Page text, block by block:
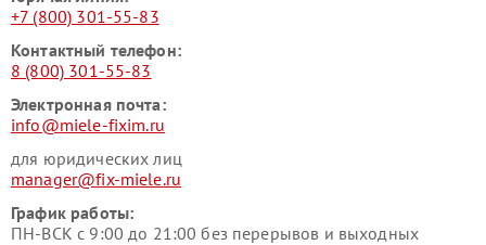
+7 (800) 301-55-83
Контактный телефон:
8 (800) 301-55-83
Электронная почта:
info@miele-fixim.ru
для юридических лиц
manager@fix-miele.ru
График работы:
ПН-ВСК с 9:00 до 21:00 без перерывов и выходных